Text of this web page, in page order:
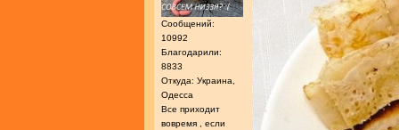
Сообщений:
10992
Благодарили:
8833
Откуда: Украина,
Одесса
Все приходит
вовремя , если